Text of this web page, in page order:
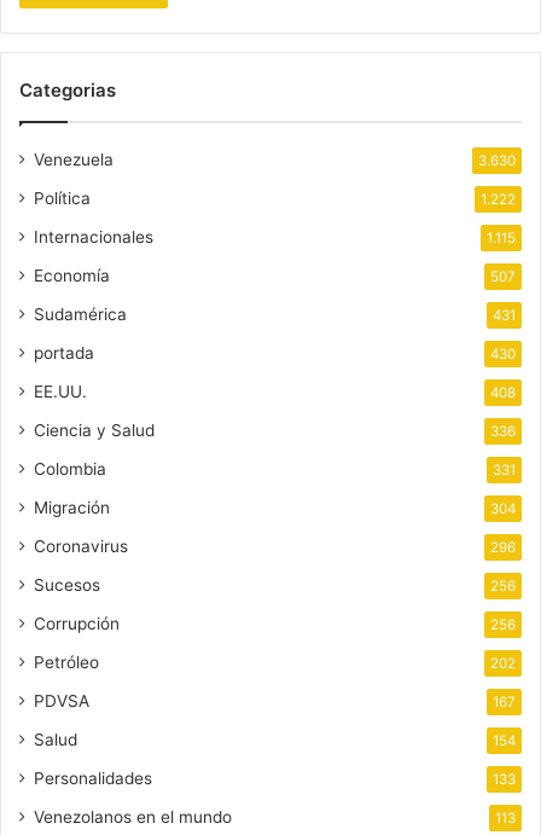
Categorias
Venezuela 3.630
Política 1.222
Internacionales 1.115
Economía 507
Sudamérica 431
portada 430
EE.UU. 408
Ciencia y Salud 336
Colombia 331
Migración 304
Coronavirus 296
Sucesos 256
Corrupción 256
Petróleo 202
PDVSA 167
Salud 154
Personalidades 133
Venezolanos en el mundo 113